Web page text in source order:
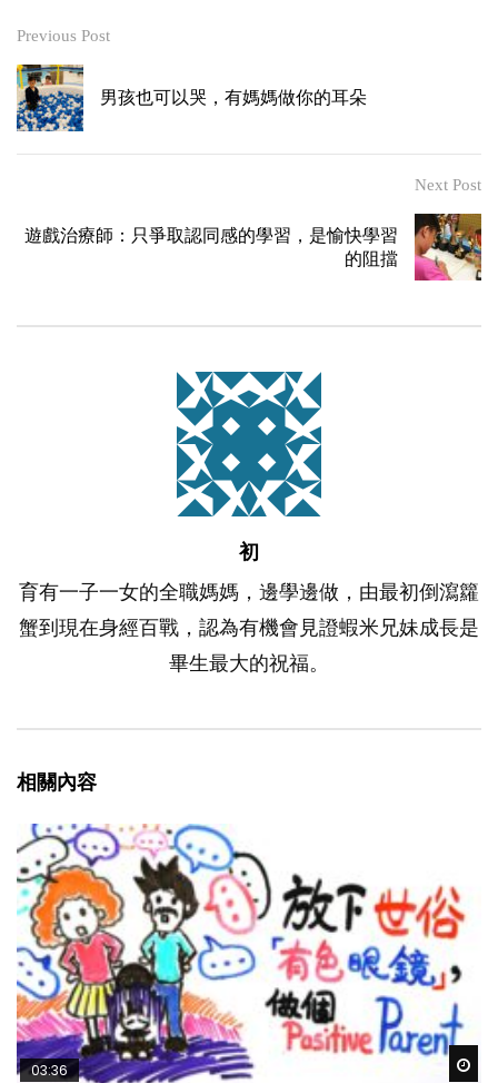
Previous Post
男孩也可以哭，有媽媽做你的耳朵
Next Post
遊戲治療師：只爭取認同感的學習，是愉快學習
的阻擋
初
育有一子一女的全職媽媽，邊學邊做，由最初倒瀉籮
蟹到現在身經百戰，認為有機會見證蝦米兄妹成長是
畢生最大的祝福。
相關內容
03:36